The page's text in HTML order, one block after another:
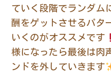
ていく段階でランダム
酬をゲットさせるパタ
いくのがオススメです
様になったら最後は肉
ンドを外していきます